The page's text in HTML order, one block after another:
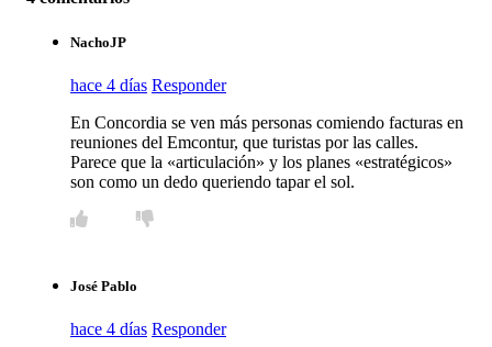
NachoJP
hace 4 días Responder
En Concordia se ven más personas comiendo facturas en
reuniones del Emcontur, que turistas por las calles.
Parece que la «articulación» y los planes «estratégicos»
son como un dedo queriendo tapar el sol.
José Pablo
hace 4 días Responder